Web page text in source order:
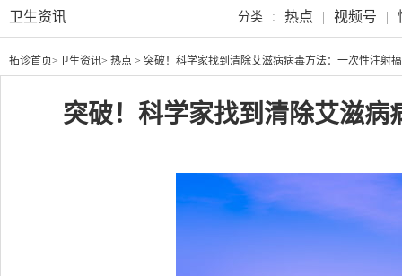
卫生资讯 分类 : 热点 | 视频号 |
拓诊首页> 卫生资讯> 热点 > 突破！科学家找到清除艾滋病病毒方法：一次性注射
突破！科学家找到清除艾滋